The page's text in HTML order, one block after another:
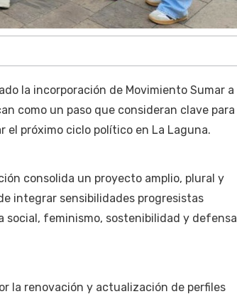
la incorporación de Movimiento Sumar a
como un paso que consideran clave para
el próximo ciclo político en La Laguna.
consolida un proyecto amplio, plural y
integrar sensibilidades progresistas
social, feminismo, sostenibilidad y defensa
la renovación y actualización de perfiles